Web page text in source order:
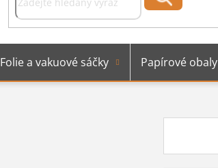
Folie a vakuové sáčky Papírové obaly